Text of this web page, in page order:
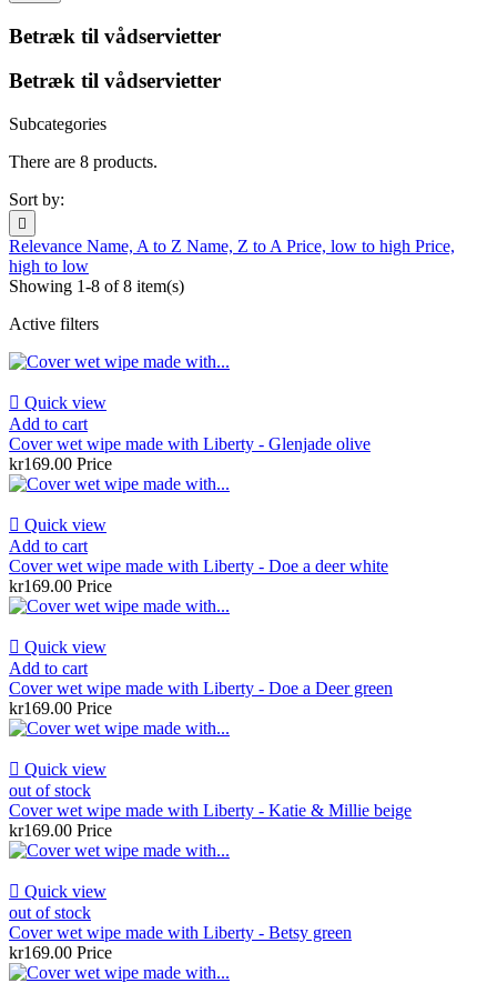
Betræk til vådservietter
Betræk til vådservietter
Subcategories
There are 8 products.
Sort by:

Relevance Name, A to Z Name, Z to A Price, low to high Price,
high to low
Showing 1-8 of 8 item(s)
Active filters
 Quick view
Add to cart
Cover wet wipe made with Liberty - Glenjade olive
kr169.00 Price
 Quick view
Add to cart
Cover wet wipe made with Liberty - Doe a deer white
kr169.00 Price
 Quick view
Add to cart
Cover wet wipe made with Liberty - Doe a Deer green
kr169.00 Price
 Quick view
out of stock
Cover wet wipe made with Liberty - Katie & Millie beige
kr169.00 Price
 Quick view
out of stock
Cover wet wipe made with Liberty - Betsy green
kr169.00 Price